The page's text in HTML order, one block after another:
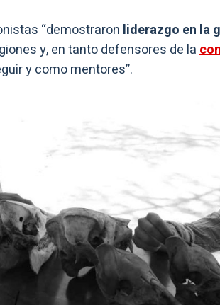
“demostraron liderazgo en la
y, en tanto defensores de la
y como mentores”.